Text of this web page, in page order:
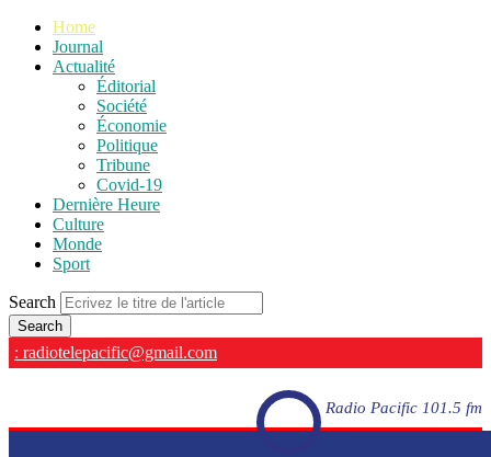
Home
Journal
Actualité
Éditorial
Société
Économie
Politique
Tribune
Covid-19
Dernière Heure
Culture
Monde
Sport
Search
: radiotelepacific@gmail.com
Radio Pacific 101.5 fm